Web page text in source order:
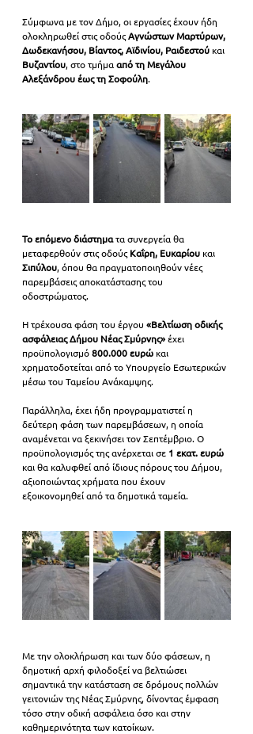
Σύμφωνα με τον Δήμο, οι εργασίες έχουν ήδη
ολοκληρωθεί στις οδούς Αγνώστων Μαρτύρων,
Δωδεκανήσου, Βίαντος, Αϊδινίου, Ραιδεστού και
Βυζαντίου, στο τμήμα από τη Μεγάλου
Αλεξάνδρου έως τη Σοφούλη.
Το επόμενο διάστημα τα συνεργεία θα
μεταφερθούν στις οδούς Καΐρη, Ευκαρίου και
Σιπύλου, όπου θα πραγματοποιηθούν νέες
παρεμβάσεις αποκατάστασης του
οδοστρώματος.
Η τρέχουσα φάση του έργου «Βελτίωση οδικής
ασφάλειας Δήμου Νέας Σμύρνης» έχει
προϋπολογισμό 800.000 ευρώ και
χρηματοδοτείται από το Υπουργείο Εσωτερικών
μέσω του Ταμείου Ανάκαμψης.
Παράλληλα, έχει ήδη προγραμματιστεί η
δεύτερη φάση των παρεμβάσεων, η οποία
αναμένεται να ξεκινήσει τον Σεπτέμβριο. Ο
προϋπολογισμός της ανέρχεται σε 1 εκατ. ευρώ
και θα καλυφθεί από ίδιους πόρους του Δήμου,
αξιοποιώντας χρήματα που έχουν
εξοικονομηθεί από τα δημοτικά ταμεία.
Με την ολοκλήρωση και των δύο φάσεων, η
δημοτική αρχή φιλοδοξεί να βελτιώσει
σημαντικά την κατάσταση σε δρόμους πολλών
γειτονιών της Νέας Σμύρνης, δίνοντας έμφαση
τόσο στην οδική ασφάλεια όσο και στην
καθημερινότητα των κατοίκων.